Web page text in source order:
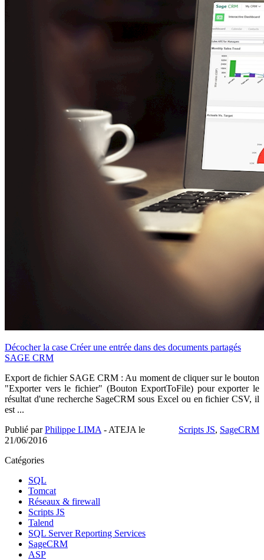
Décocher la case Créer une entrée dans des documents partagés
SAGE CRM
Export de fichier SAGE CRM : Au moment de cliquer sur le bouton
"Exporter vers le fichier" (Bouton ExportToFile) pour exporter le
résultat d'une recherche SageCRM sous Excel ou en fichier CSV, il
est ...
Scripts JS, SageCRM
Publié parPhilippe LIMA - ATEJA le
21/06/2016
Catégories
SQL
Tomcat
Réseaux & firewall
Scripts JS
Talend
SQL Server Reporting Services
SageCRM
ASP